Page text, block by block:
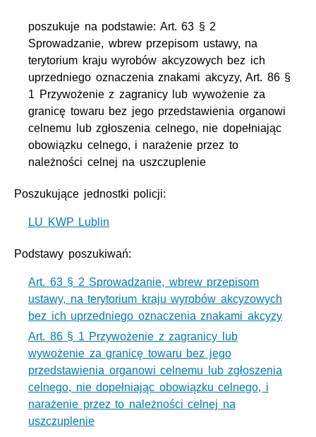
poszukuje na podstawie: Art. 63 § 2
Sprowadzanie, wbrew przepisom ustawy, na
terytorium kraju wyrobów akcyzowych bez ich
uprzedniego oznaczenia znakami akcyzy, Art. 86 §
1 Przywożenie z zagranicy lub wywożenie za
granicę towaru bez jego przedstawienia organowi
celnemu lub zgłoszenia celnego, nie dopełniając
obowiązku celnego, i narażenie przez to
należności celnej na uszczuplenie
Poszukujące jednostki policji:
LU KWP Lublin
Podstawy poszukiwań:
Art. 63 § 2 Sprowadzanie, wbrew przepisom
ustawy, na terytorium kraju wyrobów akcyzowych
bez ich uprzedniego oznaczenia znakami akcyzy
Art. 86 § 1 Przywożenie z zagranicy lub
wywożenie za granicę towaru bez jego
przedstawienia organowi celnemu lub zgłoszenia
celnego, nie dopełniając obowiązku celnego, i
narażenie przez to należności celnej na
uszczuplenie